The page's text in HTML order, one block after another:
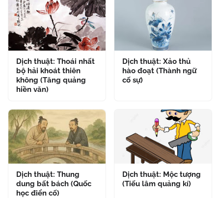
Dịch thuật: Thoái nhất
bộ hải khoát thiên
không (Tăng quảng
hiền văn)
Dịch thuật: Xảo thủ
hào đoạt (Thành ngữ
cố sự)
Dịch thuật: Thung
dung bất bách (Quốc
học điển cố)
Dịch thuật: Mộc tượng
(Tiếu lâm quảng kí)